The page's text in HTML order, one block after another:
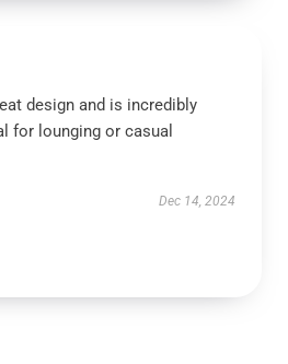
design and is incredibly
for lounging or casual
Dec 14, 2024